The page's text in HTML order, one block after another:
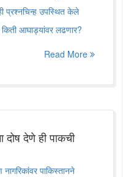
प्रश्नचिन्ह उपस्थित केले
आघाड्यांवर लढणार?
Read More
दोष देणे ही पाकची
पाकिस्तानने